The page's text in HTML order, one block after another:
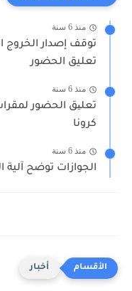
منذ 6 سنة
توقف إصدار الخروج
تعليق الحضور
منذ 6 سنة
تعلیق الحضور
كرونا
منذ 6 سنة
الجوازات توضح آلية
أخبار